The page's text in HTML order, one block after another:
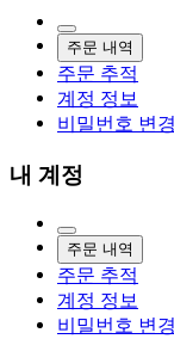
주문 내역
주문 추적
계정 정보
비밀번호 변경
내 계정
주문 내역
주문 추적
계정 정보
비밀번호 변경